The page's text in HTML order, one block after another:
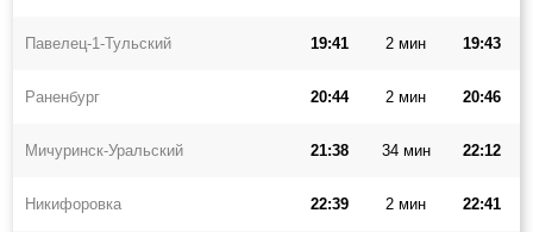
Павелец-1-Тульский 19:41 2 мин 19:43
Раненбург 20:44 2 мин 20:46
Мичуринск-Уральский 21:38 34 мин 22:12
Никифоровка 22:39 2 мин 22:41